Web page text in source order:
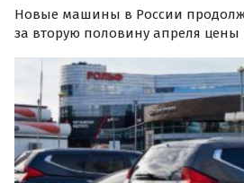
Новые машины в России
за вторую половину апреля цены
Об этом, опросив представителей
центров, узнал портал